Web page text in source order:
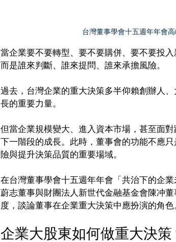
台灣董事學會十五週年年會
當企業要不要轉型、要不要購併、要不要投
而是誰來判斷、誰來提問、誰來承擔風險。
過去，台灣企業的重大決策多半仰賴創辦人
長的重要力量。
但當企業規模變大、進入資本市場，甚至面
下一階段的成長。此時，董事會的功能不應
險與提升決策品質的重要場域。
在台灣董事學會十五週年年會「共治下的企
蔚志董事與財團法人新世代金融基金會陳冲
度，談論董事在企業重大決策中應扮演的角色
企業大股東如何做重大決